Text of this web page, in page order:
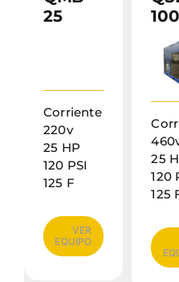
25
Corriente
220v
25 HP
120 PSI
125 F​
VER
EQUIPO
100
25
120
125